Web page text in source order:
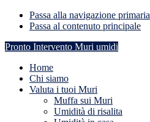
Passa alla navigazione primaria
Passa al contenuto principale
Pronto Intervento Muri umidi
Home
Chi siamo
Valuta i tuoi Muri
Muffa sui Muri
Umidità di risalita